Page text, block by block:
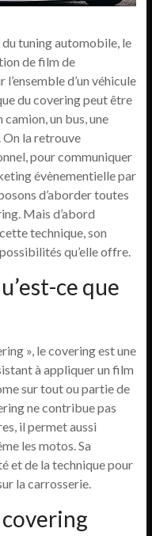
tuning automobile, le
de film de
d’un véhicule
du covering peut être
un bus, une
On la retrouve
pour communiquer
évènementielle par
d’aborder toutes
Mais d’abord
technique, son
qu’elle offre.
ce que
», le covering est une
à appliquer un film
sur tout ou partie de
ne contribue pas
il permet aussi
les motos. Sa
et de la technique pour
la carrosserie.